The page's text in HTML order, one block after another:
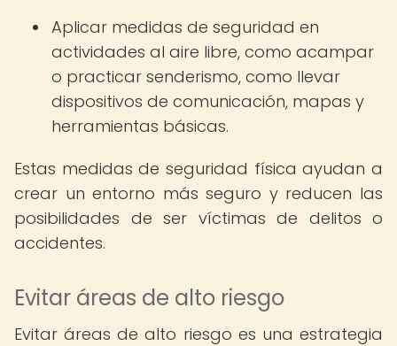
Aplicar medidas de seguridad en
actividades al aire libre, como acampar
o practicar senderismo, como llevar
dispositivos de comunicación, mapas y
herramientas básicas.
Estas medidas de seguridad física ayudan a
crear un entorno más seguro y reducen las
posibilidades de ser víctimas de delitos o
accidentes.
Evitar áreas de alto riesgo
Evitar áreas de alto riesgo es una estrategia